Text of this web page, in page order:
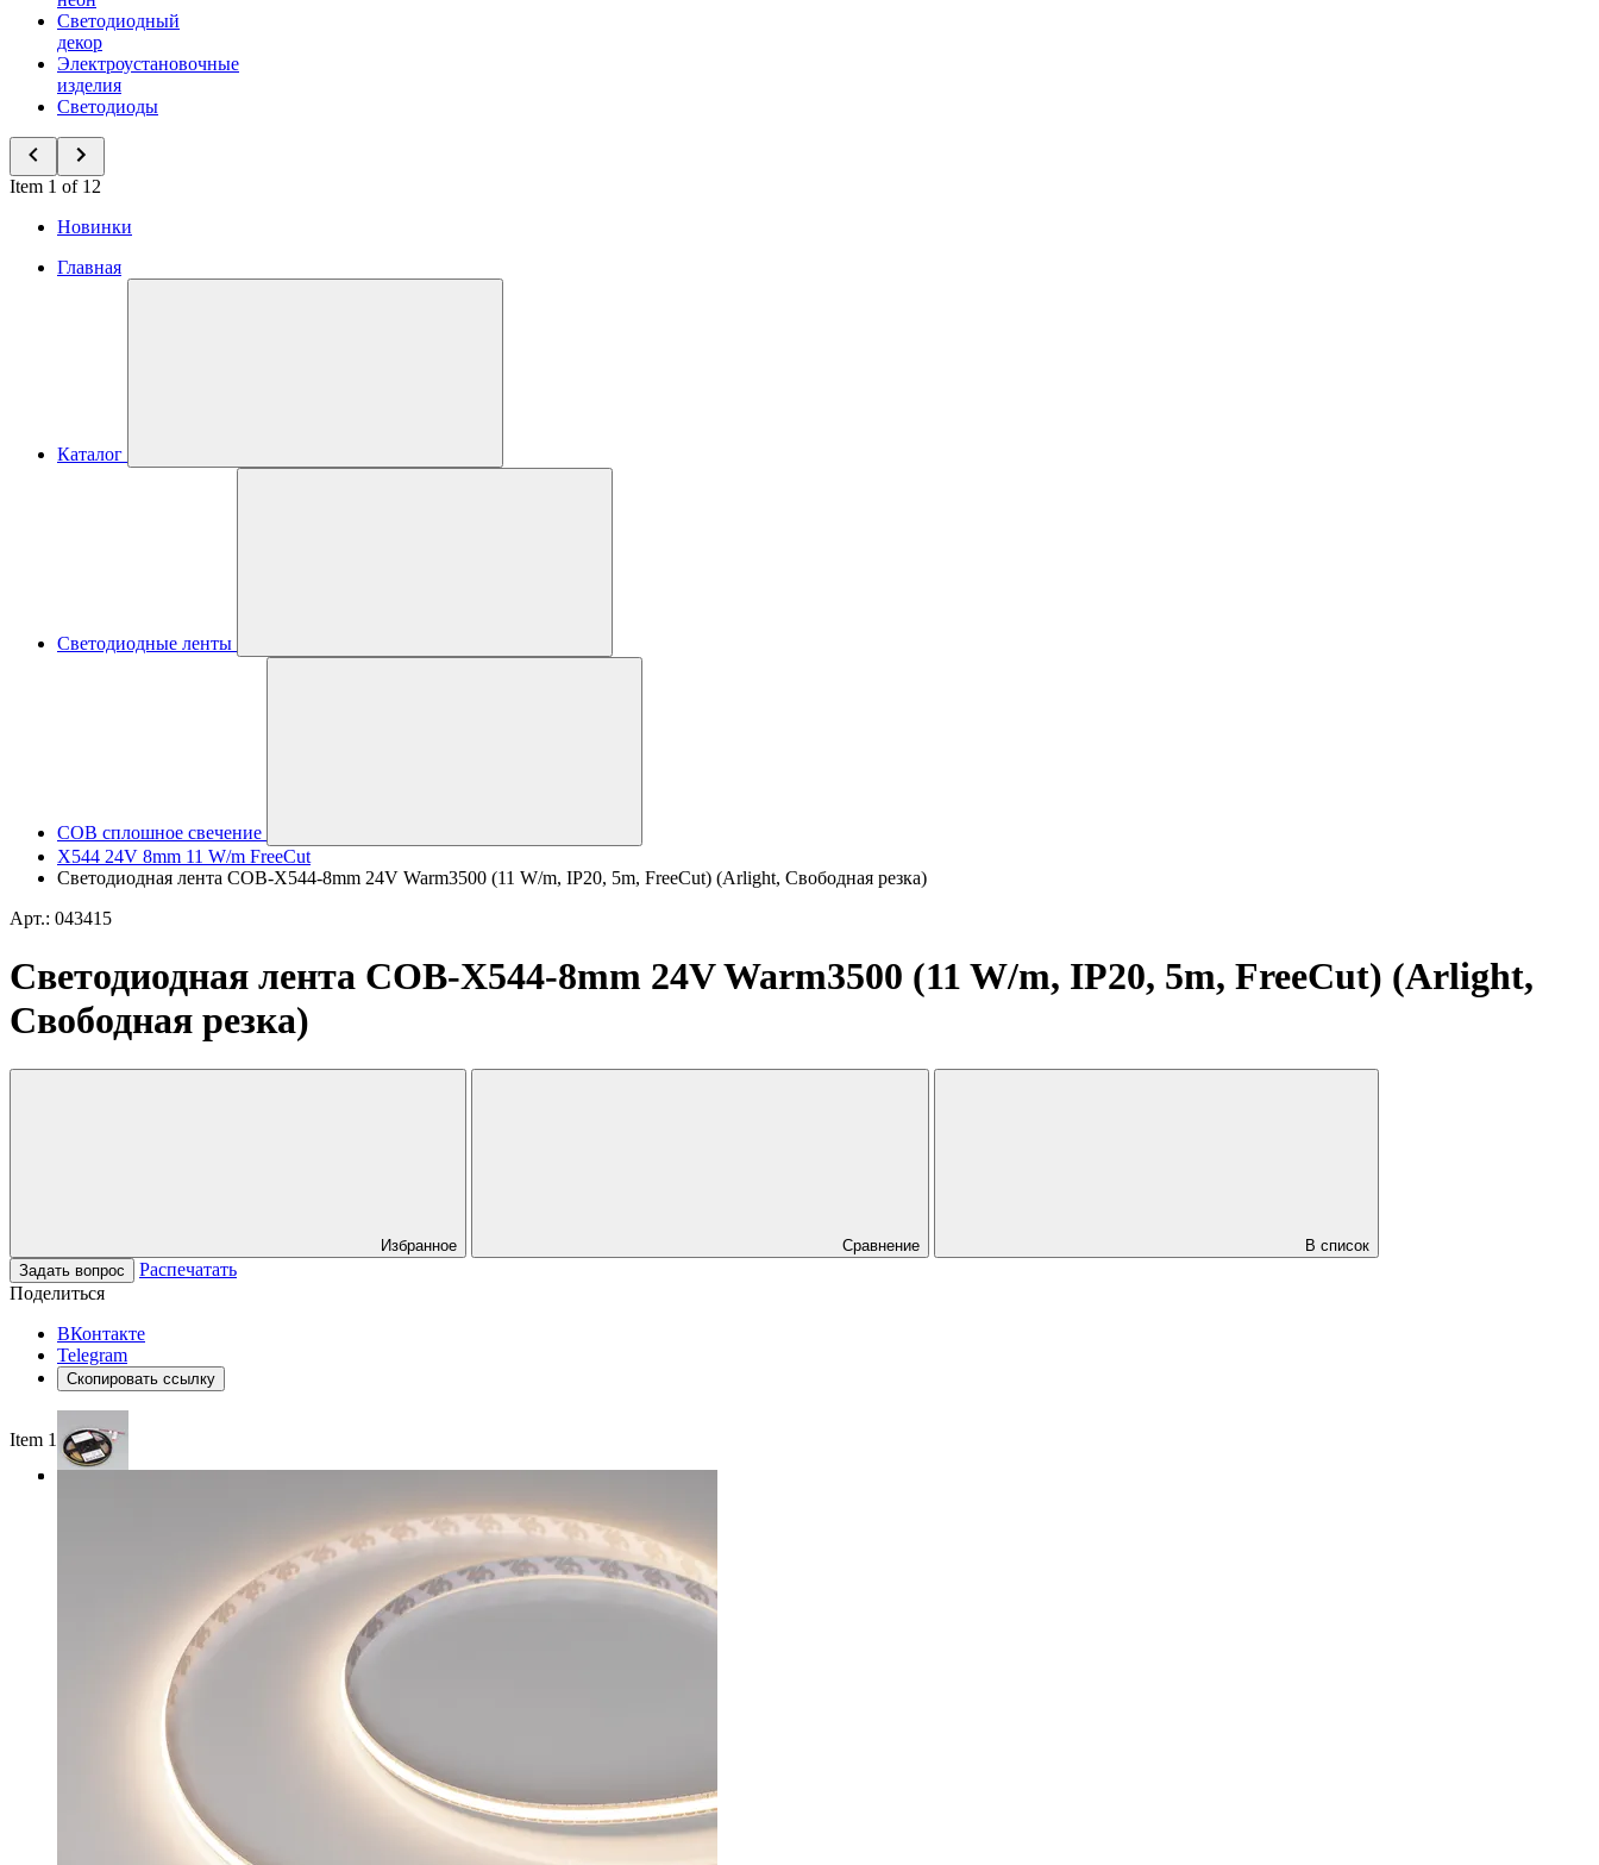
Светодиодный
декор
Электроустановочные
изделия
Светодиоды
Item 1 of 12
Новинки
Главная
Каталог
Светодиодные ленты
COB сплошное свечение
X544 24V 8mm 11 W/m FreeCut
Светодиодная лента COB-X544-8mm 24V Warm3500 (11 W/m, IP20, 5m, FreeCut) (Arlight, Свободная резка)
Арт.: 043415
Светодиодная лента COB-X544-8mm 24V Warm3500 (11 W/m, IP20, 5m, FreeCut) (Arlight,
Свободная резка)
Избранное Сравнение
В список
Задать вопрос
Распечатать
Поделиться
ВКонтакте
Telegram
Скопировать ссылку
Item 1 of 3